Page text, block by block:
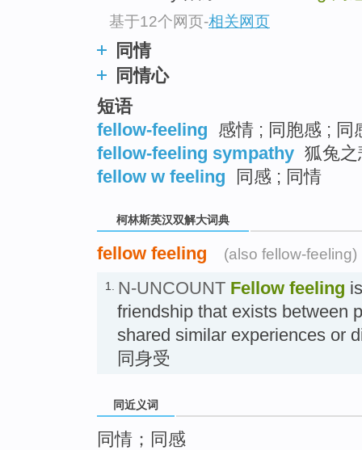
基于12个网页-相关网页
同情
同情心
短语
fellow-feeling 感情 ; 同胞感 ; 同
fellow-feeling sympathy 狐兔之
fellow w feeling
同感 ; 同情
柯林斯英汉双解大词典
fellow feeling (also fellow-feeling)
1. N-UNCOUNT Fellow feeling
friendship that exists between
shared similar experiences or
同身受
同近义词
同情；同感